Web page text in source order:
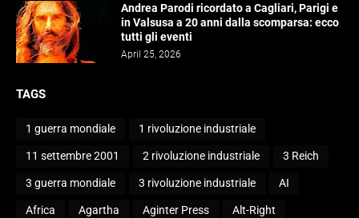
Andrea Parodi ricordato a Cagliari, Parigi e
in Valsusa a 20 anni dalla scomparsa: ecco
tutti gli eventi
April 25, 2026
TAGS
1 guerra mondiale 1 rivoluzione industriale
11 settembre 2001 2 rivoluzione industriale 3 Reich
3 guerra mondiale 3 rivoluzione industriale AI
Africa Agartha Aginter Press Alt-Right